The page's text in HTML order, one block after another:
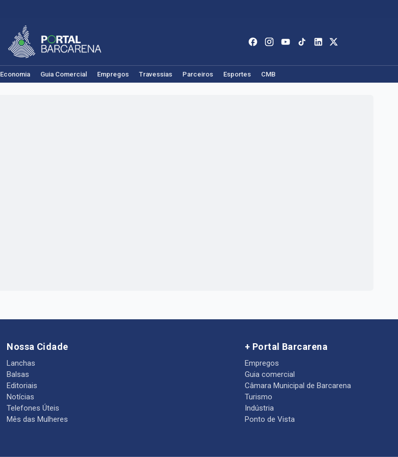
Economia Guia Comercial Empregos Travessias Parceiros Esportes CMB
Nossa Cidade
Lanchas
Balsas
Editoriais
Notícias
Telefones Úteis
Mês das Mulheres
+ Portal Barcarena
Empregos
Guia comercial
Câmara Municipal de Barcarena
Turismo
Indústria
Ponto de Vista